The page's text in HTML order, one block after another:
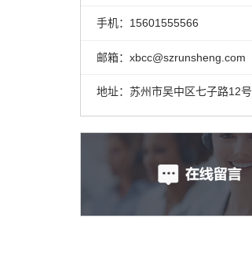
手机：15601555566
邮箱：xbcc@szrunsheng.com
地址：苏州市吴中区七子路12号